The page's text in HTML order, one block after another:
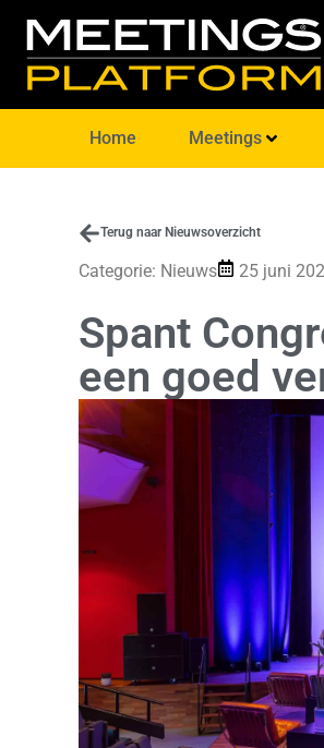
Home Meetings
Terug naar Nieuwsoverzicht
Categorie: Nieuws 25 juni
Spant
een goed